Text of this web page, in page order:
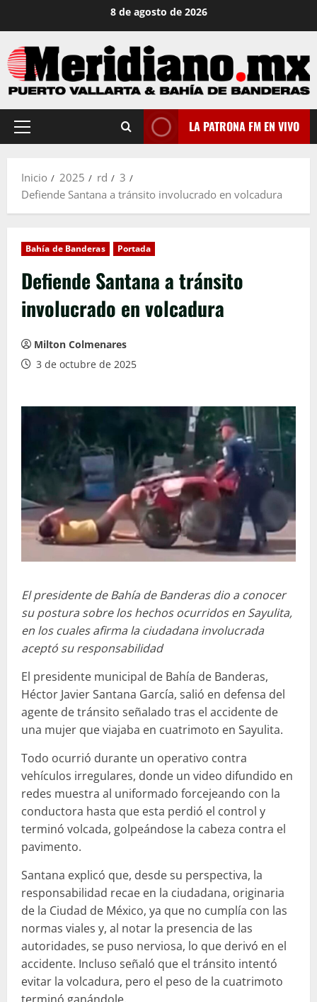
contenido
8 de agosto de 2026
Menú
LA PATRONA FM EN VIVO
Inicio 2025 rd
3
Defiende Santana a tránsito involucrado en volcadura
Bahía de Banderas Portada
Defiende Santana a tránsito
involucrado en volcadura
Milton Colmenares
3 de octubre de 2025
El presidente de Bahía de Banderas dio a conocer
su postura sobre los hechos ocurridos en Sayulita,
en los cuales afirma la ciudadana involucrada
aceptó su responsabilidad
El presidente municipal de Bahía de Banderas,
Héctor Javier Santana García, salió en defensa del
agente de tránsito señalado tras el accidente de
una mujer que viajaba en cuatrimoto en Sayulita.
Todo ocurrió durante un operativo contra
vehículos irregulares, donde un video difundido en
redes muestra al uniformado forcejeando con la
conductora hasta que esta perdió el control y
terminó volcada, golpeándose la cabeza contra el
pavimento.
Santana explicó que, desde su perspectiva, la
responsabilidad recae en la ciudadana, originaria
de la Ciudad de México, ya que no cumplía con las
normas viales y, al notar la presencia de las
autoridades, se puso nerviosa, lo que derivó en el
accidente. Incluso señaló que el tránsito intentó
evitar la volcadura, pero el peso de la cuatrimoto
terminó ganándole.